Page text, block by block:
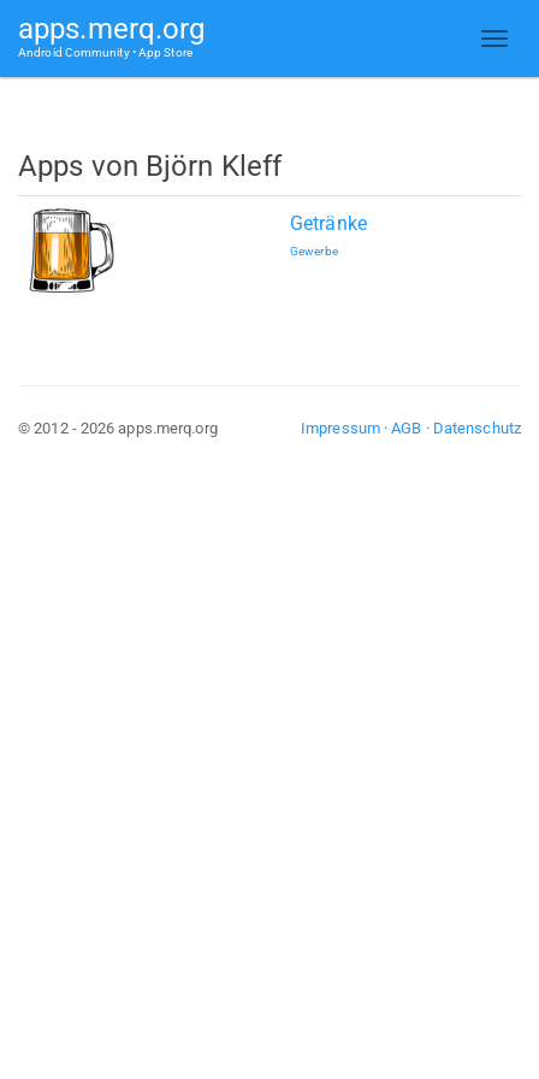
apps.merq.org
Android Community • App Store
Apps von Björn Kleff
Getränke
Gewerbe
Impressum·AGB · Datenschutz
© 2012 - 2026 apps.merq.org